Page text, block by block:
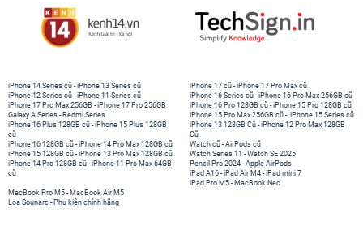
iPhone 14 Series cũ -iPhone 13 Series cũ
iPhone 12 Series cũ -iPhone 11 Series cũ
iPhone 17 Pro Max 256GB -iPhone 17 Pro 256GB
Galaxy A Series - Redmi Series
iPhone 17 cũ -iPhone 17 Pro Max cũ
iPhone 16 Series cũ - iPhone 16 Pro Max 256GB cũ
iPhone 16 Pro 128GB cũ -iPhone 15 Pro 128GB cũ
iPhone 15 Pro Max 256GB cũ - iPhone 15 Series cũ
iPhone 16 Plus 128GB cũ -iPhone 15 Plus 128GB
cũ
iPhone 16 128GB cũ -iPhone 14 Pro Max 128GB cũ
iPhone 15 128GB cũ -iPhone 13 Pro Max 128GB cũ
iPhone 14 Pro 128GB cũ -iPhone 11 Pro Max 64GB
cũ
iPhone 13 128GB Cũ -iPhone 12 Pro Max 128GB
Cũ
Watch cũ -AirPods cũ
Watch Series 11 -Watch SE 2025
Pencil Pro 2024 -Apple AirPods
iPad A16 -iPad Air M4 -iPad mini 7
iPad Pro M5 - MacBook Neo
MacBook Pro M5 - MacBook Air M5
Loa Sounarc - Phụ kiện chính hãng